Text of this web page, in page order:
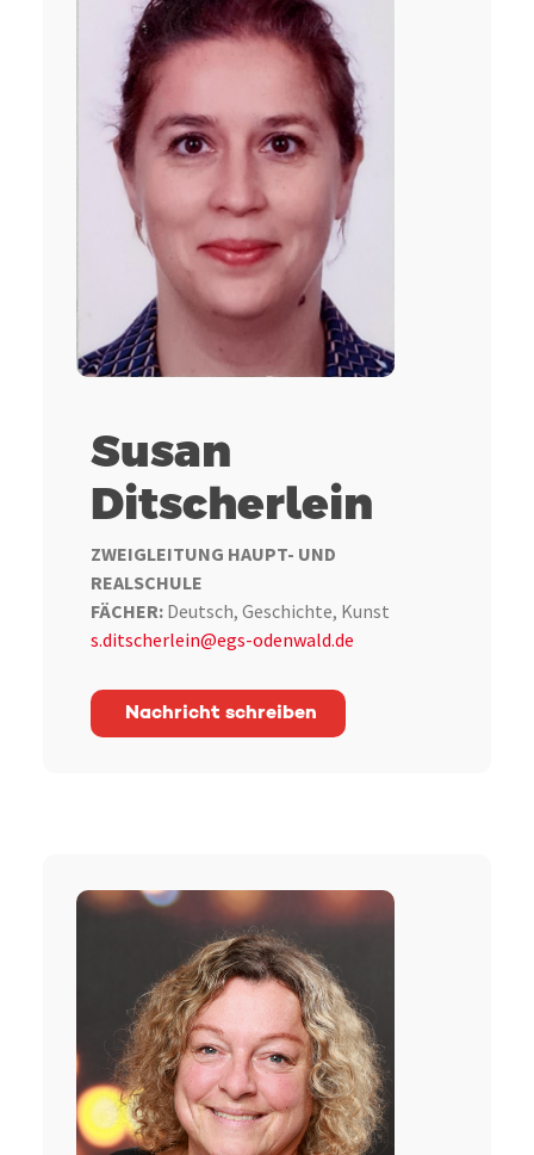
Susan
Ditscherlein
ZWEIGLEITUNG HAUPT- UND
REALSCHULE
FÄCHER:Deutsch, Geschichte, Kunst
s.ditscherlein@egs-odenwald.de
Nachricht schreiben